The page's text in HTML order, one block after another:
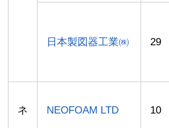
日本製図器工業㈱ 29
ネ NEOFOAM LTD 10